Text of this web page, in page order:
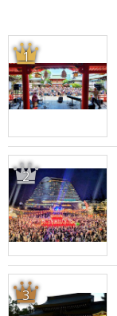
1
2
3